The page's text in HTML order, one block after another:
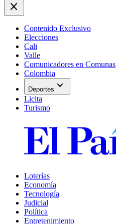
close
Contenido Exclusivo
Elecciones
Cali
Valle
Comunicadores en Comunas
Colombia
Deportes expand_more
Licita
Turismo
Loterías
Economía
Tecnología
Judicial
Política
Entretenimiento